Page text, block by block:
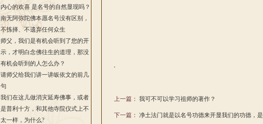
内心的欢喜 是名号的自然显现吗？
南无阿弥陀佛本愿名号没有区别，
不拣择、不遗弃任何众生
师父，我们是有机会听到了您的开
示，才明白念佛往生的道理，那没
有机会听到的人怎么办？
请师父给我们讲一讲皈依文的前几
句
我们在这儿做消灾延寿佛事，或者
是普利十方，和其他寺院仪式上不
太一样，为什么?
'
上一篇： 我可不可以学习祖师的著作？
下一篇： 净土法门就是以名号功德来开显我们的功德，是